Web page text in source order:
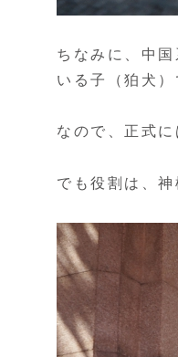
ちなみに、中
いる子（狛犬
なので、正式に
でも役割は、